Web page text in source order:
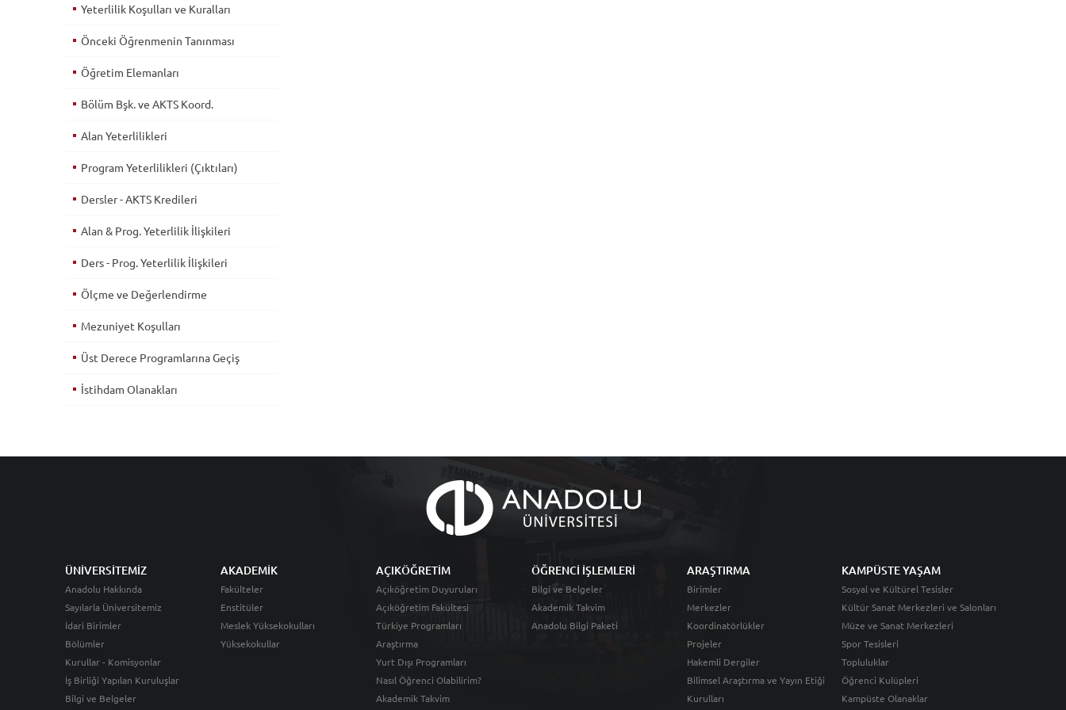
Yeterlilik Koşulları ve Kuralları
Önceki Öğrenmenin Tanınması
Öğretim Elemanları
Bölüm Bşk. ve AKTS Koord.
Alan Yeterlilikleri
Program Yeterlilikleri (Çıktıları)
Dersler - AKTS Kredileri
Alan & Prog. Yeterlilik İlişkileri
Ders - Prog. Yeterlilik İlişkileri
Ölçme ve Değerlendirme
Mezuniyet Koşulları
Üst Derece Programlarına Geçiş
İstihdam Olanakları
ÜNİVERSİTEMİZ
Anadolu Hakkında
Sayılarla Üniversitemiz
İdari Birimler
Bölümler
Kurullar - Komisyonlar
İş Birliği Yapılan Kuruluşlar
Bilgi ve Belgeler
AKADEMİK
Fakülteler
Enstitüler
Meslek Yüksekokulları
Yüksekokullar
AÇIKÖĞRETİM
Açıköğretim Duyuruları
Açıköğretim Fakültesi
Türkiye Programları
Araştırma
Yurt Dışı Programları
Nasıl Öğrenci Olabilirim?
Akademik Takvim
ÖĞRENCİ İŞLEMLERİ
Bilgi ve Belgeler
Akademik Takvim
Anadolu Bilgi Paketi
ARAŞTIRMA
Birimler
Merkezler
Koordinatörlükler
Projeler
Hakemli Dergiler
Bilimsel Araştırma ve Yayın Etiği
Kurulları
KAMPÜSTE YAŞAM
Sosyal ve Kültürel Tesisler
Kültür Sanat Merkezleri ve Salonları
Müze ve Sanat Merkezleri
Spor Tesisleri
Topluluklar
Öğrenci Kulüpleri
Kampüste Olanaklar